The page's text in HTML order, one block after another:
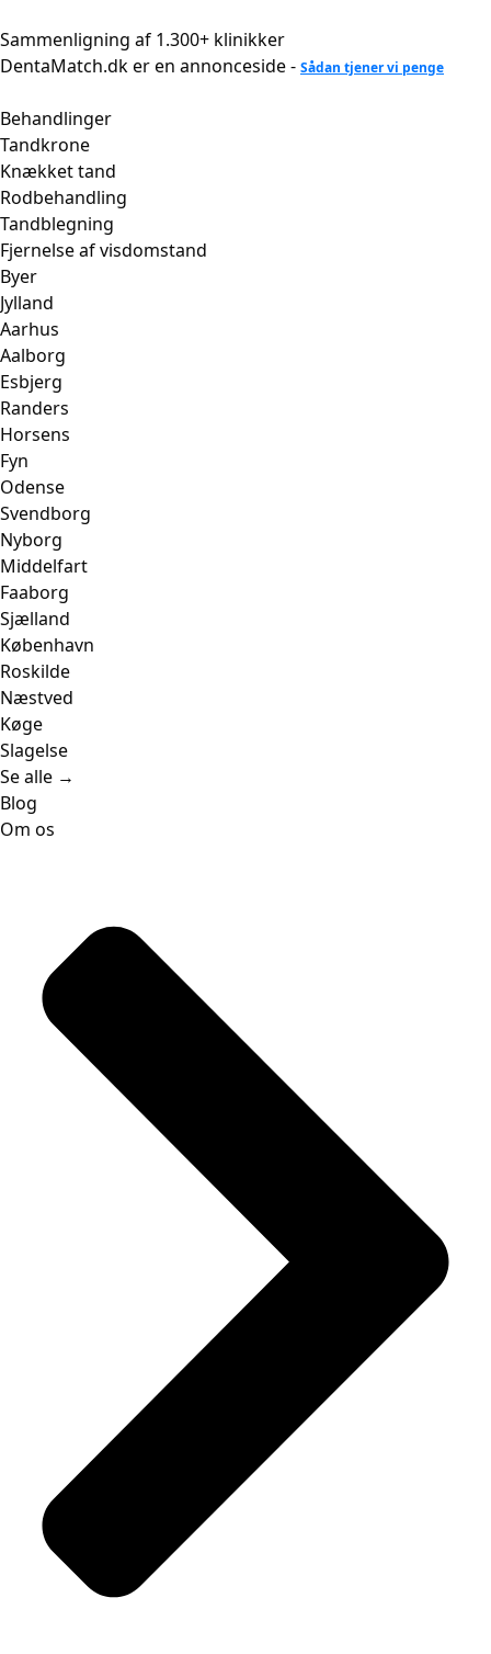
til
indhold
Sammenligning af 1.300+ klinikker
DentaMatch.dk er en annonceside - Sådan tjener vi penge
Behandlinger
Tandkrone
Knækket tand
Rodbehandling
Tandblegning
Fjernelse af visdomstand
Byer
Jylland
Aarhus
Aalborg
Esbjerg
Randers
Horsens
Fyn
Odense
Svendborg
Nyborg
Middelfart
Faaborg
Sjælland
København
Roskilde
Næstved
Køge
Slagelse
Se alle →
Blog
Om os